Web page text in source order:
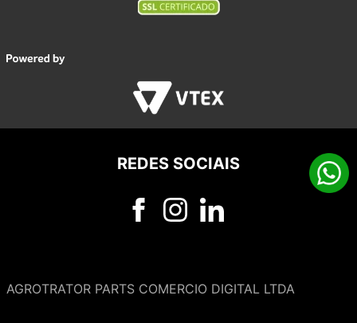
REDES SOCIAIS
AGROTRATOR PARTS COMERCIO DIGITAL LTDA